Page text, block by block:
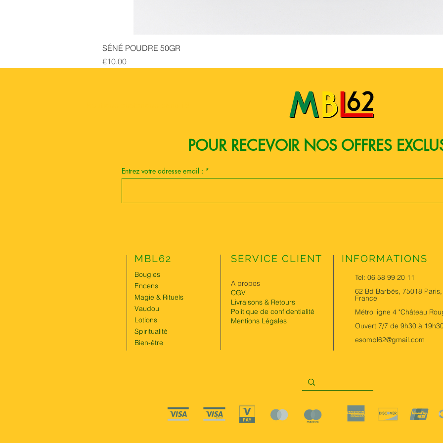
SÉNÉ POUDRE 50GR
Price
€10.00
POUR RECEVOIR NOS OFFRES
Entrez votre adresse email :
MBL62
Bougies
Encens
Magie & Rituels
Vaudou
Lotions
Spiritualité
Bien-être
SERVICE CLIENT
A propos
CGV
Livraisons & Retours
Politique de confidentialité
Mentions Légales
INFORMATIONS
Tel: 06 58 99 20 11
62 Bd Barbès, 75018 Paris,
France
Métro ligne 4 "Château
Ouvert 7/7 de 9h30 à
esombl62@gmail.com